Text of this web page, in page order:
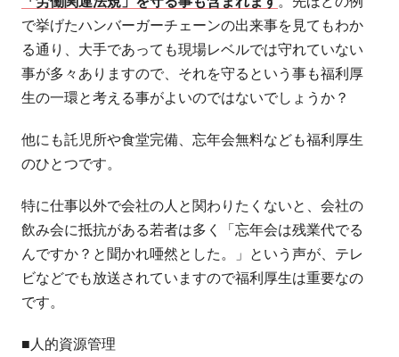
で挙げたハンバーガーチェーンの出来事を見てもわか
る通り、大手であっても現場レベルでは守れていない
事が多々ありますので、それを守るという事も福利厚
生の一環と考える事がよいのではないでしょうか？
他にも託児所や食堂完備、忘年会無料なども福利厚生
のひとつです。
特に仕事以外で会社の人と関わりたくないと、会社の
飲み会に抵抗がある若者は多く「忘年会は残業代でる
んですか？と聞かれ唖然とした。」という声が、テレ
ビなどでも放送されていますので福利厚生は重要なの
です。
■人的資源管理